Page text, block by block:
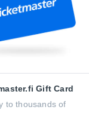
Gift Card
to thousands of